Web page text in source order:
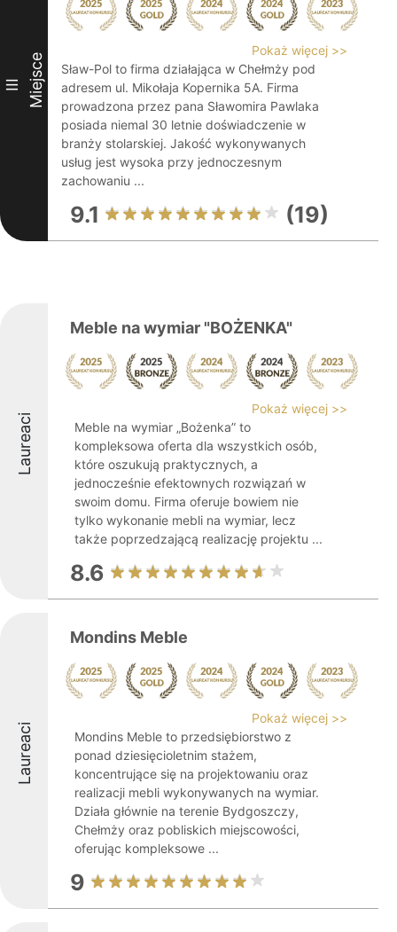
III Miejsce
Pokaż więcej >>
Sław-Pol to firma działająca w Chełmży pod
adresem ul. Mikołaja Kopernika 5A. Firma
prowadzona przez pana Sławomira Pawlaka
posiada niemal 30 letnie doświadczenie w
branży stolarskiej. Jakość wykonywanych
usług jest wysoka przy jednoczesnym
zachowaniu ...
9.1 (19)
Laureaci
Meble na wymiar "BOŻENKA"
Pokaż więcej >>
Meble na wymiar „Bożenka” to
kompleksowa oferta dla wszystkich osób,
które oszukują praktycznych, a
jednocześnie efektownych rozwiązań w
swoim domu. Firma oferuje bowiem nie
tylko wykonanie mebli na wymiar, lecz
także poprzedzającą realizację projektu ...
8.6
Laureaci
Mondins Meble
Pokaż więcej >>
Mondins Meble to przedsiębiorstwo z
ponad dziesięcioletnim stażem,
koncentrujące się na projektowaniu oraz
realizacji mebli wykonywanych na wymiar.
Działa głównie na terenie Bydgoszczy,
Chełmży oraz pobliskich miejscowości,
oferując kompleksowe ...
9